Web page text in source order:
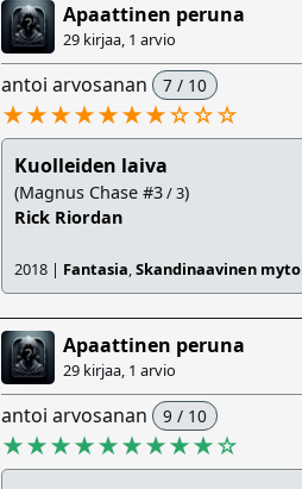
Apaattinen peruna
29 kirjaa, 1 arvio
antoi arvosanan 7 / 10
★★★★★★★☆☆☆
Kuolleiden laiva
(Magnus Chase #3/ 3)
Rick Riordan
2018 | Fantasia,Skandinaavinen
Apaattinen peruna
29 kirjaa, 1 arvio
antoi arvosanan 9 / 10
★★★★★★★★★☆